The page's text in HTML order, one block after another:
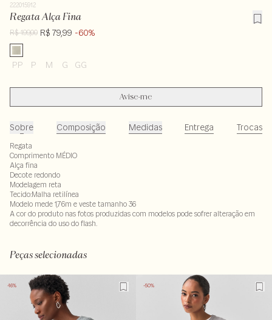
222015912
Regata Alça Fina
R$ 199,00 R$ 79,99 -60%
PP P M G GG
Avise-me
Sobre Composição Medidas Entrega Trocas
Regata
Comprimento MÉDIO
Alça fina
Decote redondo
Modelagem reta
Tecido:Malha retilínea
Modelo mede 1,76m e veste tamanho 36
A cor do produto nas fotos produzidas com modelos pode sofrer alteração em
decorrência do uso do flash.
Peças selecionadas
-16% -50%